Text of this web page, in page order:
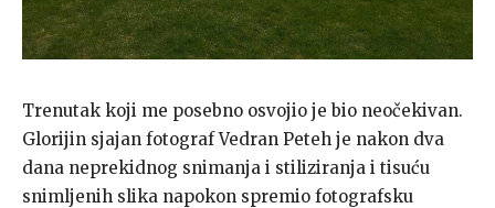
Trenutak koji me posebno osvojio je bio neočekivan.
Glorijin sjajan fotograf Vedran Peteh je nakon dva
dana neprekidnog snimanja i stiliziranja i tisuću
snimljenih slika napokon spremio fotografsku